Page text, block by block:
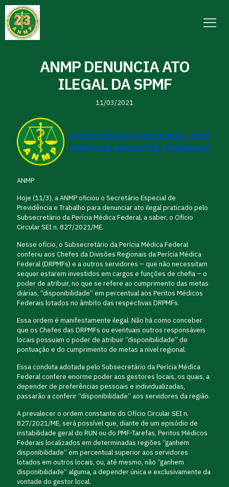
ANMP DENUNCIA ATO
ILEGAL DA SPMF
11/03/2021
ANMP
Hoje (11/3), a ANMP oficiou o Secretário Especial de
Previdência e Trabalho para denunciar ato ilegal praticado pelo
Subsecretário da Perícia Médica Federal, a saber, o Ofício
Circular SEI n. 827/2021/ME.
Nesse ofício, o Subsecretário da Perícia Médica Federal
conferiu aos Chefes da Divisões Regionais da Perícia Médica
Federal (DRPMFs) e a outros servidores – que não necessitam
sequer estarem investidos em cargos e funções de chefia – o
poder de atribuir, no que se refere ao cumprimento das metas
diárias, “disponibilidade” em percentual aos Peritos Médicos
Federais lotados no âmbito das respectivas DRPMFs.
Essa ordem é manifestamente ilegal. Não há como conceber
que os Chefes das DRPMFs ou eventuais outros responsáveis
locais possuam o poder de atribuir “disponibilidade” de
pontuação e do cumprimento de metas a nível regional.
Essa conduta adotada pelo Subsecretário da Perícia Médica
Federal confere enorme poder aos gestores locais, os quais, a
depender de preferências pessoais e individualizadas,
passarão a conferir “disponibilidade” aos servidores da região.
A prevalecer o ordem constante do Ofício Circular SEI n.
827/2021/ME, será possível que, diante de um episódio de
instabilidade geral do RUN ou do PMF-Tarefas, Peritos Médicos
Federais localizados em determinadas regiões “ganhem
disponibilidade” em percentual superior aos servidores
lotados em outros locais, ou, até mesmo, não “ganhem
disponibilidade” alguma, a depender única e exclusivamente da
vontade do gestor local.